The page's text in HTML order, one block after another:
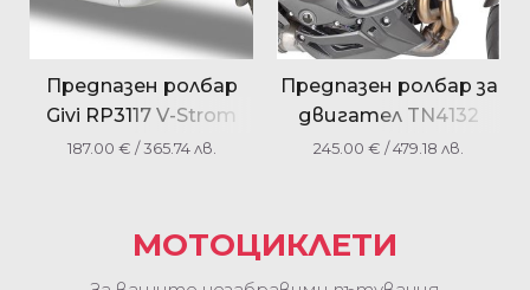
Предпазен ролбар
Givi RP3117 V-Strom
1050 (2020) Suzuki
187.00 € / 365.74 лв.
Предпазен ролбар за
двигател TN4132
Kawasaki Versys 650
245.00 € / 479.18 лв.
МОТОЦИКЛЕТИ